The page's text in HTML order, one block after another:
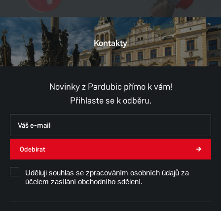
Kontakty
Novinky z Pardubic přímo k vám!
Přihlaste se k odběru.
Odebírat
Uděluji souhlas se zpracováním osobních údajů za
účelem zasílání obchodního sdělení.